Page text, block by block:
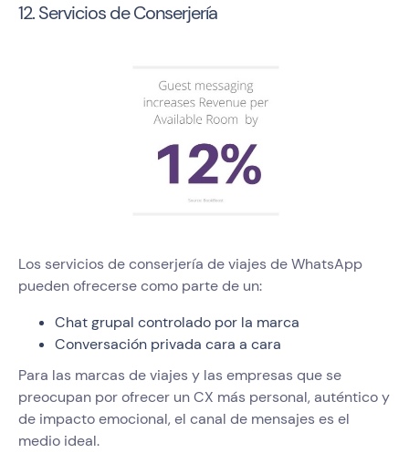
12. Servicios de Conserjería
Los servicios de conserjería de viajes de WhatsApp
pueden ofrecerse como parte de un:
Chat grupal controlado por la marca
Conversación privada cara a cara
Para las marcas de viajes y las empresas que se
preocupan por ofrecer un CX más personal, auténtico y
de impacto emocional, el canal de mensajes es el
medio ideal.